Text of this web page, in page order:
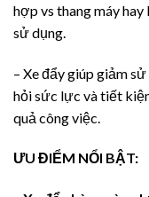
hợp vs thang máy
sử dụng.
– Xe đẩy giúp giảm
hỏi sức lực và tiết
quả công việc.
ƯU ĐIỂM NỔI BẬT: